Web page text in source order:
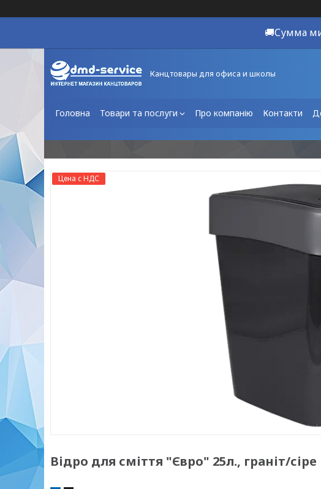
🚚Сумма
Канцтовары для офиса и школы
Головна Товари та послуги Про компанію Контакти
Цена с НДС
Відро для сміття "Євро" 25л., граніт/сіре